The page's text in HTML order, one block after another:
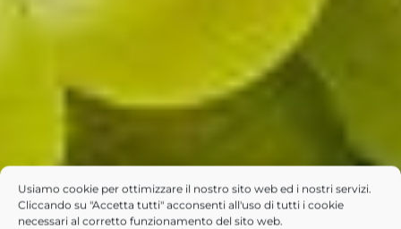
Usiamo cookie per ottimizzare il nostro sito web ed i nostri servizi.
Cliccando su "Accetta tutti" acconsenti all'uso di tutti i cookie
necessari al corretto funzionamento del sito web.